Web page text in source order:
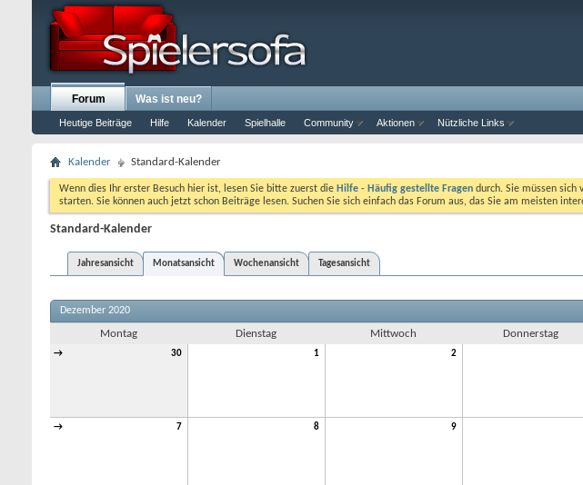
Forum
Heutige Beiträge Hilfe Kalender Spielhalle Community Aktionen Nützliche Links
Was ist neu?
Kalender Standard-Kalender
Wenn dies Ihr erster Besuch hier ist, lesen Sie bitte zuerst die Hilfe - Häufig gestellte Fragen durch. Sie müssen sich
starten. Sie können auch jetzt schon Beiträge lesen. Suchen Sie sich einfach das Forum aus, das Sie am meisten
Standard-Kalender
Jahresansicht
Monatsansicht Wochenansicht Tagesansicht
Dezember 2020
Montag Dienstag Mittwoch Donnerstag
→ 30 1 2
→ 7 8 9